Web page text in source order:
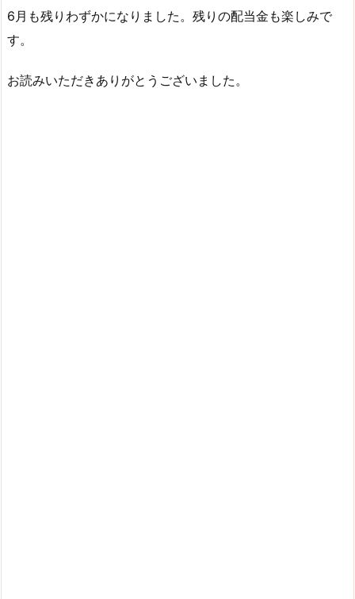
6月も残りわずかになりました。残りの配当金も楽しみで
す。
お読みいただきありがとうございました。